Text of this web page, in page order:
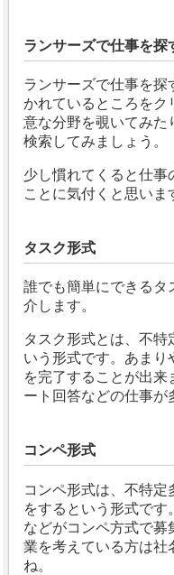
ランサーズで仕事を探
ランサーズで仕事を探
かれているところをク
意な分野を覗いてみた
検索してみましょう。
少し慣れてくると仕事
ことに気付くと思いま
タスク形式
誰でも簡単にできるタ
介します。
タスク形式とは、不特
いう形式です。あまり
を完了することが出来
ート回答などの仕事が
コンペ形式
コンペ形式は、不特
をするという形式です。
などがコンペ方式で募
業を考えている方は社
ね。